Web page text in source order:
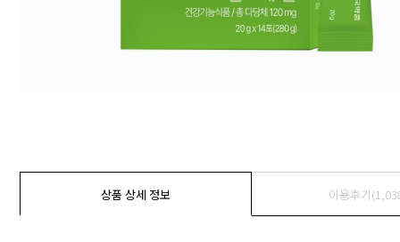
상품 상세 정보 이용후기